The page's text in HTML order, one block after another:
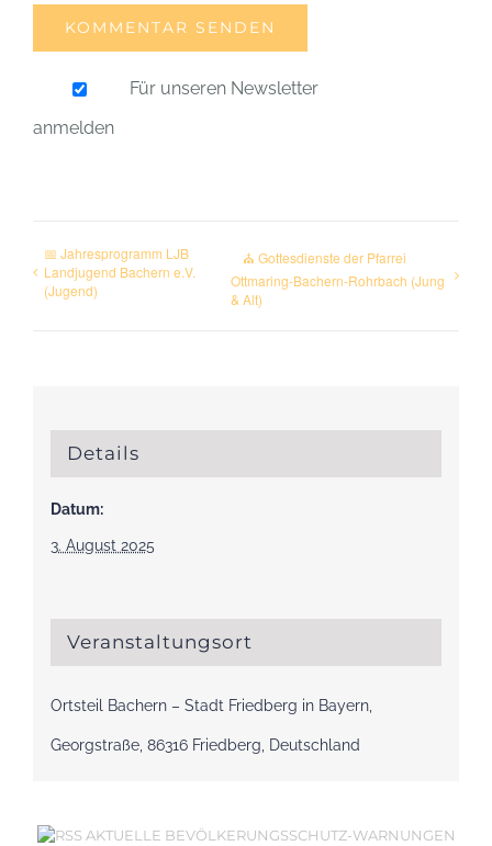
Für unseren Newsletter
anmelden
📅 Jahresprogramm LJB
Landjugend Bachern e.V.
(Jugend)
⛪ Gottesdienste der Pfarrei
Ottmaring-Bachern-Rohrbach (Jung
& Alt)
Details
Datum:
3. August 2025
Veranstaltungsort
Ortsteil Bachern – Stadt Friedberg in Bayern,
Georgstraße, 86316 Friedberg, Deutschland
AKTUELLE BEVÖLKERUNGSSCHUTZ-WARNUNGEN